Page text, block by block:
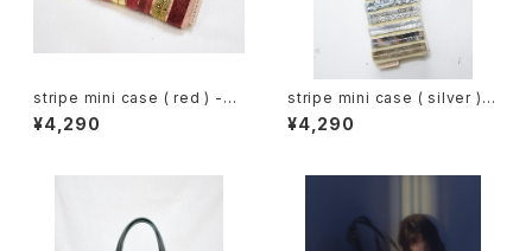
stripe mini case ( red ) -燃
ゆるひ-
¥4,290
stripe mini case ( silver ) -
みなも
¥4,290